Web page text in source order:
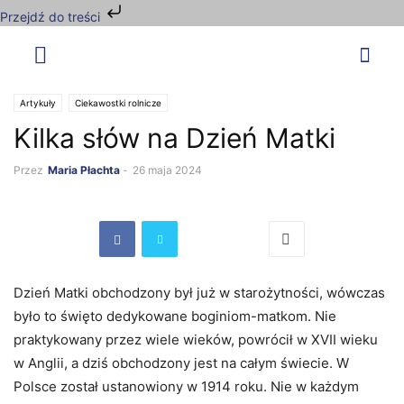
Przejdź do treści
Artykuły Ciekawostki rolnicze
Kilka słów na Dzień Matki
Przez Maria Płachta - 26 maja 2024
Dzień Matki obchodzony był już w starożytności, wówczas
było to święto dedykowane boginiom-matkom. Nie
praktykowany przez wiele wieków, powrócił w XVII wieku
w Anglii, a dziś obchodzony jest na całym świecie. W
Polsce został ustanowiony w 1914 roku. Nie w każdym